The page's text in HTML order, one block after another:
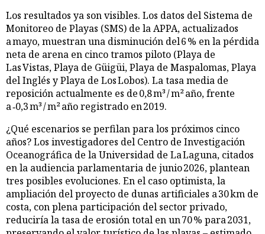
Los resultados ya son visibles. Los datos del Sistema de
Monitoreo de Playas (SMS) de la APPA, actualizados
a mayo, muestran una disminución del 6 % en la pérdida
neta de arena en cinco tramos piloto (Playa de
Las Vistas, Playa de Güigüi, Playa de Maspalomas, Playa
del Inglés y Playa de Los Lobos). La tasa media de
reposición actualmente es de 0,8 m³ / m² año, frente
a ‑0,3 m³ / m² año registrado en 2019.
¿Qué escenarios se perfilan para los próximos cinco
años? Los investigadores del Centro de Investigación
Oceanográfica de la Universidad de La Laguna, citados
en la audiencia parlamentaria de junio 2026, plantean
tres posibles evoluciones. En el caso optimista, la
ampliación del proyecto de dunas artificiales a 30 km de
costa, con plena participación del sector privado,
reduciría la tasa de erosión total en un 70 % para 2031,